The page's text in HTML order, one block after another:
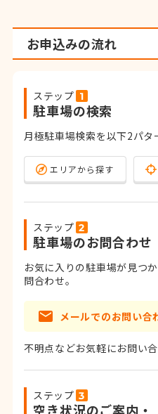
お申込みの流れ
ステップ
駐車場の検索
月極駐車場検索を以下2パ
エリアから探す
ステップ
駐車場のお問合わせ
お気に入りの駐車場が見つ
問合わせ。
メールでのお問い合
不明点などお気軽にお問い合
ステップ
空き状況のご案内・